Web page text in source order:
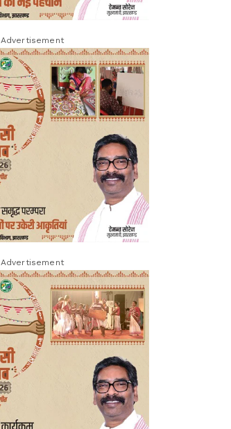
Advertisement
Advertisement